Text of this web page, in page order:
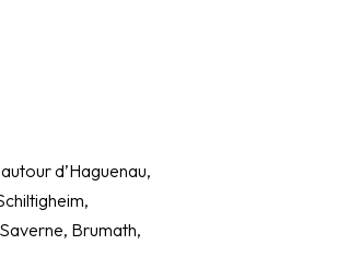
d’Haguenau,
Brumath,